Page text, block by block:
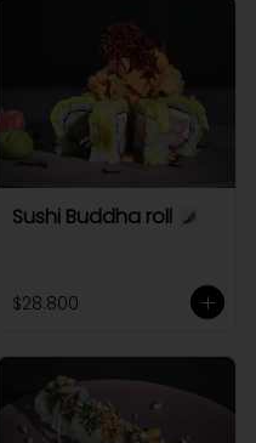
Sushi Buddha roll
$28.800